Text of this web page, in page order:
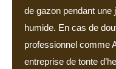
de gazon pendant une
humide. En cas de
professionnel comme
entreprise de tonte